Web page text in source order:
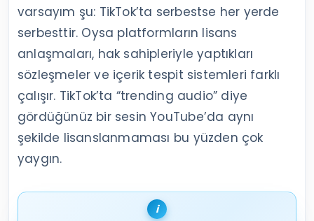
varsayım şu: TikTok’ta serbestse her yerde
serbesttir. Oysa platformların lisans
anlaşmaları, hak sahipleriyle yaptıkları
sözleşmeler ve içerik tespit sistemleri farklı
çalışır. TikTok’ta “trending audio” diye
gördüğünüz bir sesin YouTube’da aynı
şekilde lisanslanmaması bu yüzden çok
yaygın.